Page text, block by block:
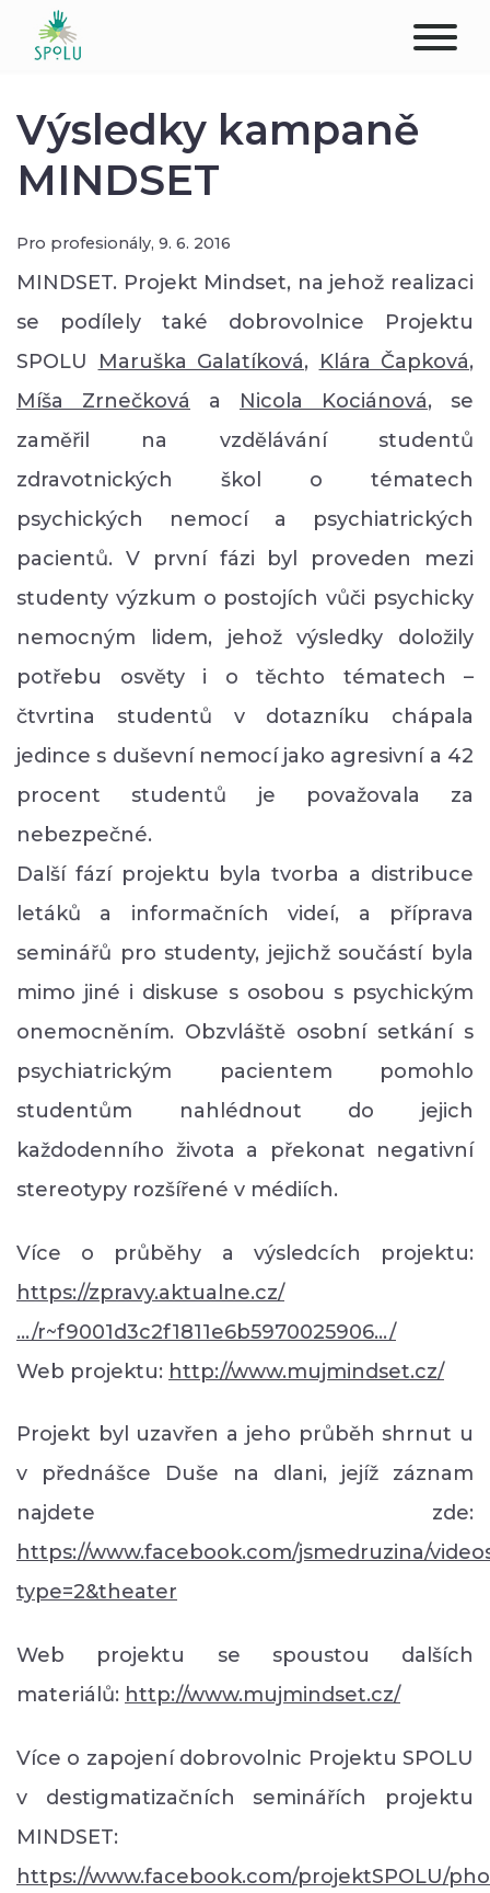
KONTAKT
PŮSOBIŠTĚ
KLIENTI
PROFESIONÁLOVÉ
STUDENTI
Výsledky kampaně
MINDSET
Pro profesionály, 9. 6. 2016
MINDSET. Projekt Mindset, na jehož realizaci
se podílely také dobrovolnice Projektu
SPOLU
Maruška Galatíková, Klára Čapková,
Míša Zrnečková a Nicola Kociánová, se
zaměřil na vzdělávání studentů
zdravotnických škol o tématech
psychických nemocí a psychiatrických
pacientů. V první fázi byl proveden mezi
studenty výzkum o postojích vůči psychicky
nemocným lidem, jehož výsledky doložily
potřebu osvěty i o těchto tématech –
čtvrtina studentů v dotazníku chápala
jedince s duševní nemocí jako agresivní a 42
procent studentů je považovala za
nebezpečné.
Další fází projektu byla tvorba a distribuce
letáků a informačních videí, a příprava
seminářů pro studenty, jejichž součástí byla
mimo jiné i diskuse s osobou s psychickým
onemocněním. Obzvláště osobní setkání s
psychiatrickým pacientem pomohlo
studentům nahlédnout do jejich
každodenního života a překonat negativní
stereotypy rozšířené v médiích.
Více o průběhy a výsledcích projektu:
https://zpravy.aktualne.cz/
…/r~f9001d3c2f1811e6b5970025906…/
Web projektu: http://www.mujmindset.cz/
Projekt byl uzavřen a jeho průběh shrnut u
v přednášce Duše na dlani, jejíž záznam
najdete zde:
https://www.facebook.com/jsmedruzina/
type=2&theater
Web projektu se spoustou dalších
materiálů: http://www.mujmindset.cz/
Více o zapojení dobrovolnic Projektu SPOLU
v destigmatizačních seminářích projektu
MINDSET:
https://www.facebook.com/projektSPOLU/